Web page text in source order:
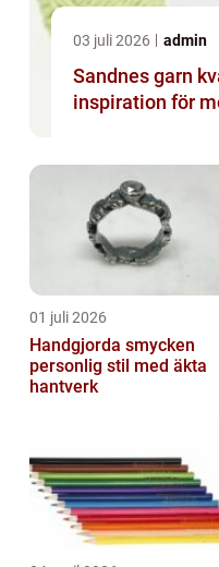
03 juli 2026 admin
Sandnes garn kvalitet, tradition och
inspiration för
01 juli 2026
Handgjorda smycken
personlig stil med äkta
hantverk